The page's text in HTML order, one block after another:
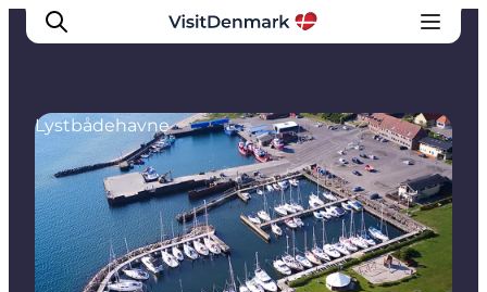
Inspirasjon
Reisemål
Aktiviteter
Overnatting
Lystbådehavne